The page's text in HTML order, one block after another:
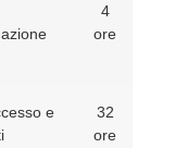
4
ore
e
32
ore